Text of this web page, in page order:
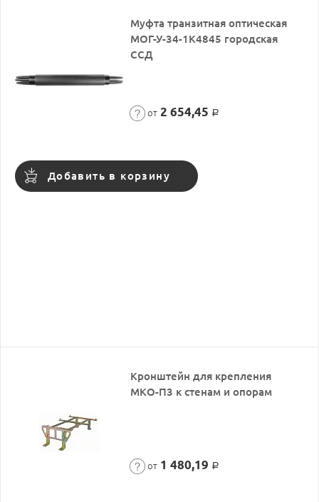
Муфта транзитная оптическая
МОГ-У-34-1К4845 городская
ССД
от 2 654,45 Р
Добавить в корзину
Кронштейн для крепления
МКО-П3 к стенам и опорам
от 1 480,19 Р